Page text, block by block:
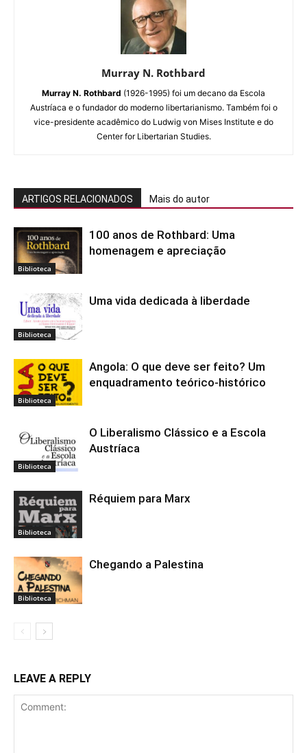
Murray N. Rothbard
Murray N. Rothbard (1926-1995) foi um decano da Escola
Austríaca e o fundador do moderno libertarianismo. Também foi o
vice-presidente acadêmico do Ludwig von Mises Institute e do
Center for Libertarian Studies.
ARTIGOS RELACIONADOS Mais do autor
Biblioteca
100 anos de Rothbard: Uma
homenagem e apreciação
Biblioteca
Uma vida dedicada à liberdade
Biblioteca
Angola: O que deve ser feito? Um
enquadramento teórico-histórico
Biblioteca
O Liberalismo Clássico e a Escola
Austríaca
Biblioteca
Réquiem para Marx
Biblioteca
Chegando a Palestina
LEAVE A REPLY